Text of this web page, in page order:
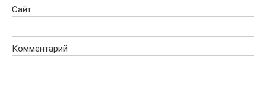
Сайт
Комментарий